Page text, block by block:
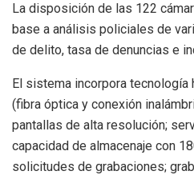
La disposición de las 122
base a análisis policiales de
de delito, tasa de denuncias e
El sistema incorpora
(fibra óptica y conexión
pantallas de alta resolución;
capacidad de almacenaje con
solicitudes de grabaciones;